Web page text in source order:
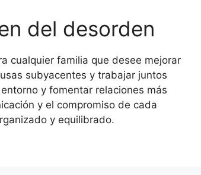
del desorden
cualquier familia que desee mejorar
subyacentes y trabajar juntos
y fomentar relaciones más
y el compromiso de cada
y equilibrado.